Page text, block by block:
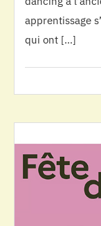
apprentissage
qui ont […]